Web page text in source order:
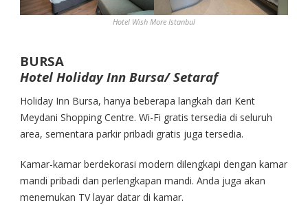
Hotel Wish More Istanbul
BURSA
Hotel Holiday Inn Bursa/ Setaraf
Holiday Inn Bursa, hanya beberapa langkah dari Kent
Meydani Shopping Centre. Wi-Fi gratis tersedia di seluruh
area, sementara parkir pribadi gratis juga tersedia.
Kamar-kamar berdekorasi modern dilengkapi dengan kamar
mandi pribadi dan perlengkapan mandi. Anda juga akan
menemukan TV layar datar di kamar.